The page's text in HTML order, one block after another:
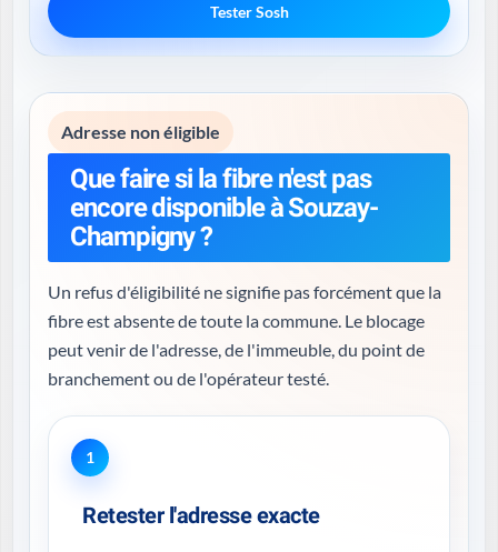
Tester Sosh
Adresse non éligible
Que faire si la fibre n'est pas
encore disponible à Souzay-
Champigny ?
Un refus d'éligibilité ne signifie pas forcément que la
fibre est absente de toute la commune. Le blocage
peut venir de l'adresse, de l'immeuble, du point de
branchement ou de l'opérateur testé.
1
Retester l'adresse exacte